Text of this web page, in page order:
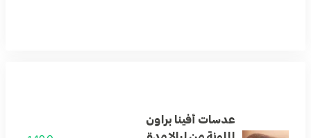
عدسات أفينا براون